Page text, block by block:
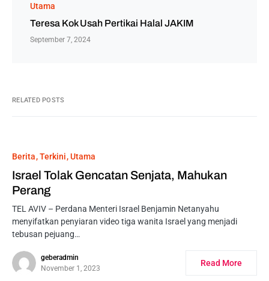
Utama
Teresa Kok Usah Pertikai Halal JAKIM
September 7, 2024
RELATED POSTS
Berita Terkini Utama
Israel Tolak Gencatan Senjata, Mahukan
Perang
TEL AVIV – Perdana Menteri Israel Benjamin Netanyahu
menyifatkan penyiaran video tiga wanita Israel yang menjadi
tebusan pejuang…
geberadmin
November 1, 2023
Read More